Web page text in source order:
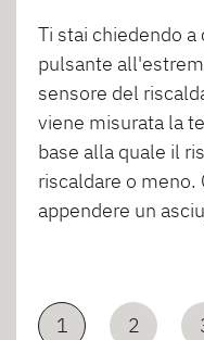
Ti stai chiedendo
pulsante
sensore del
viene misurata la
base alla quale il
riscaldare o meno.
appendere un
1 2